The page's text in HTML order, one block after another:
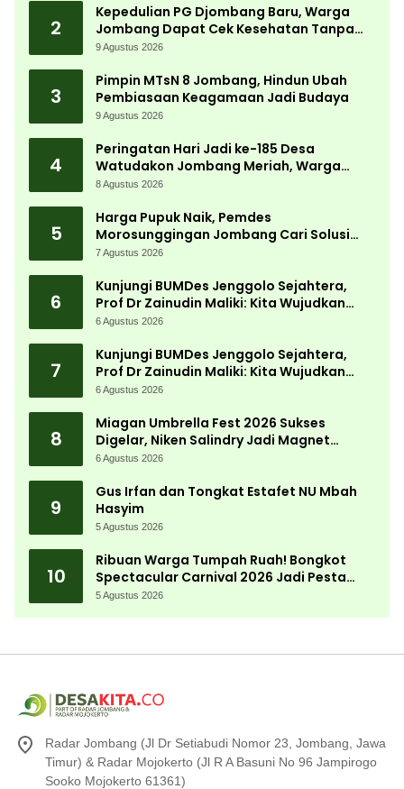
2
Kepedulian PG Djombang Baru, Warga
Jombang Dapat Cek Kesehatan Tanpa
Biaya
9 Agustus 2026
3
Pimpin MTsN 8 Jombang, Hindun Ubah
Pembiasaan Keagamaan Jadi Budaya
9 Agustus 2026
4
Peringatan Hari Jadi ke-185 Desa
Watudakon Jombang Meriah, Warga
Tumpek Blek Padati Karnaval Budaya
8 Agustus 2026
5
Harga Pupuk Naik, Pemdes
Morosunggingan Jombang Cari Solusi
Lewat Kajian Akademik
7 Agustus 2026
6
Kunjungi BUMDes Jenggolo Sejahtera,
Prof Dr Zainudin Maliki: Kita Wujudkan
Kemandirian Ekonomi dengan Potensi
6 Agustus 2026
7
Kunjungi BUMDes Jenggolo Sejahtera,
Prof Dr Zainudin Maliki: Kita Wujudkan
Kemandirian Ekonomi dengan Potensi
6 Agustus 2026
8
Miagan Umbrella Fest 2026 Sukses
Digelar, Niken Salindry Jadi Magnet
Ribuan Pengunjung
6 Agustus 2026
9
Gus Irfan dan Tongkat Estafet NU Mbah
Hasyim
5 Agustus 2026
10
Ribuan Warga Tumpah Ruah! Bongkot
Spectacular Carnival 2026 Jadi Pesta
Kemerdekaan Terbesar di Peterongan
5 Agustus 2026
Radar Jombang (Jl Dr Setiabudi Nomor 23, Jombang, Jawa
Timur) & Radar Mojokerto (Jl R A Basuni No 96 Jampirogo
Sooko Mojokerto 61361)